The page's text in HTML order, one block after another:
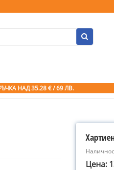
НАД 35.28 € / 69 ЛВ.
Цена: